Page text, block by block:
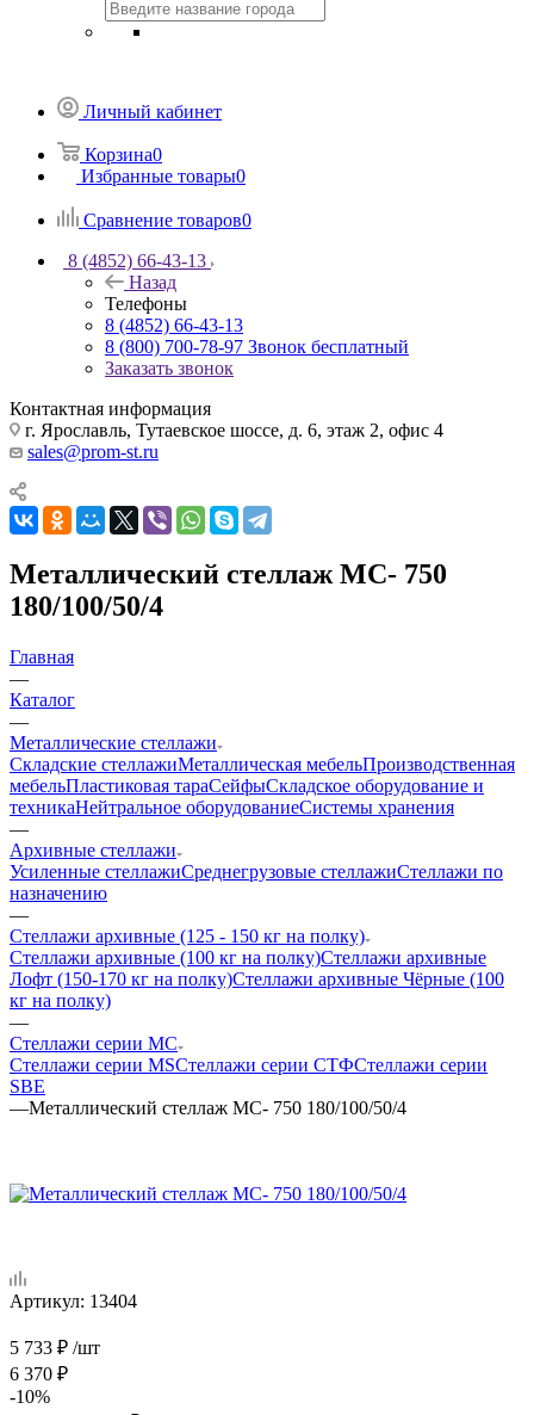
Личный кабинет
Корзина0
Избранные товары0
Сравнение товаров0
8 (4852) 66-43-13
Назад
Телефоны
8 (4852) 66-43-13
8 (800) 700-78-97 Звонок бесплатный
Заказать звонок
Контактная информация
г. Ярославль, Тутаевское шоссе, д. 6, этаж 2, офис 4
sales@prom-st.ru
Металлический стеллаж МС- 750
180/100/50/4
Главная
—
Каталог
—
Металлические стеллажи
Складские стеллажиМеталлическая мебельПроизводственная
мебельПластиковая тараСейфыСкладское оборудование и
техникаНейтральное оборудованиеСистемы хранения
—
Архивные стеллажи
Усиленные стеллажиСреднегрузовые стеллажиСтеллажи по
назначению
—
Стеллажи архивные (125 - 150 кг на полку)
Стеллажи архивные (100 кг на полку)Стеллажи архивные
Лофт (150-170 кг на полку)Стеллажи архивные Чёрные (100
кг на полку)
—
Стеллажи серии МС
Стеллажи серии MSСтеллажи серии СТФСтеллажи серии
SBE
—Металлический стеллаж МС- 750 180/100/50/4
Артикул: 13404
5 733 ₽ /шт
6 370 ₽
-10%